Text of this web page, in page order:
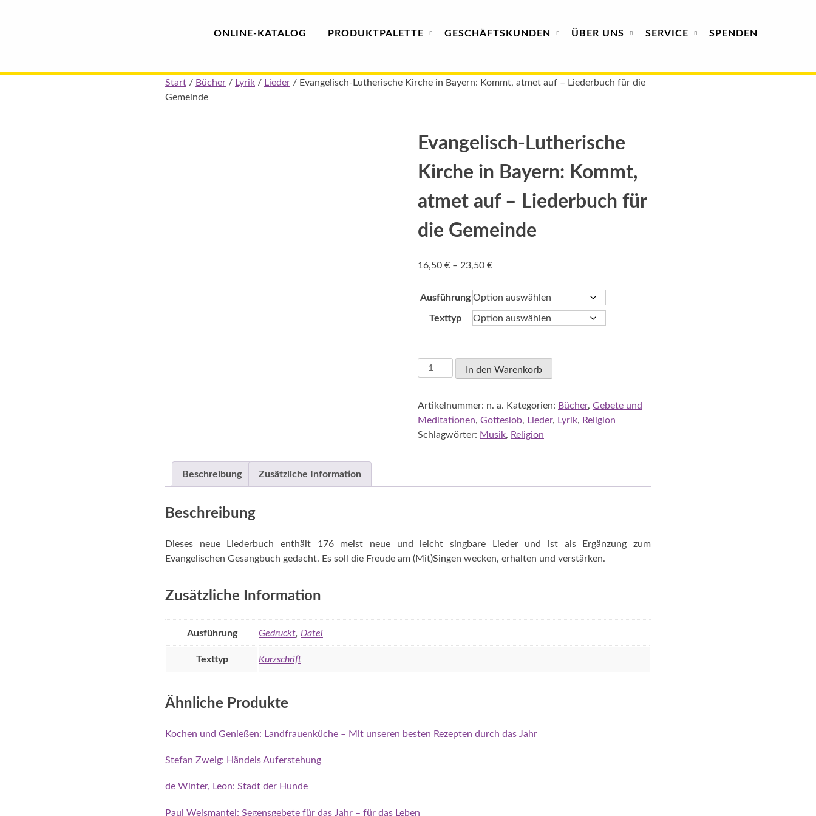
ONLINE- KATALOG PRODUKT PALETTE GESCHÄFTS­ KUNDEN ÜBER UNS SERVICE SPENDEN
Skip
to
Start / Bücher / Lyrik / Lieder / Evangelisch-Lutherische Kirche in Bayern: Kommt, atmet auf – Liederbuch für die
Gemeinde
Evangelisch-Lutherische
Kirche in Bayern: Kommt,
atmet auf – Liederbuch für
die Gemeinde
16,50 € – 23,50 €Preisspanne:
bis
23,50 €
Ausführung
Texttyp
Evangelisch-
Lutherische
in
Bayern:
Kommt,
Gemeinde
Menge
In den Warenkorb
Artikelnummer: n. a. Kategorien: Bücher, Gebete und
Meditationen, Gotteslob, Lieder, Lyrik, Religion
Schlagwörter: Musik, Religion
Beschreibung Zusätzliche Information
Beschreibung
Dieses neue Liederbuch enthält 176 meist neue und leicht singbare Lieder und ist als Ergänzung zum
Evangelischen Gesangbuch gedacht. Es soll die Freude am (Mit)Singen wecken, erhalten und verstärken.
Zusätzliche Information
Ausführung Gedruckt, Datei
Texttyp Kurzschrift
Ähnliche Produkte
Kochen und Genießen: Landfrauenküche – Mit unseren besten Rezepten durch das Jahr
Stefan Zweig: Händels Auferstehung
de Winter, Leon: Stadt der Hunde
Paul Weismantel: Segensgebete für das Jahr – für das Leben